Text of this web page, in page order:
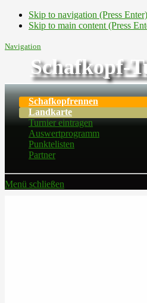
Skip to navigation (Press Enter)
Skip to main content (Press
Navigation
Schafkopf-
Schafkopfrennen
Landkarte
Turnier eintragen
Auswertprogramm
Punktelisten
Partner
Menü schließen